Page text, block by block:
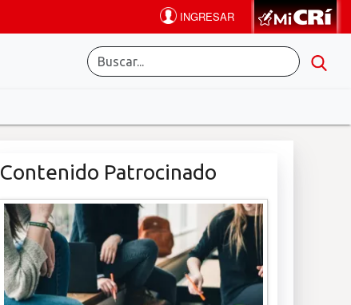
Contenido Patrocinado